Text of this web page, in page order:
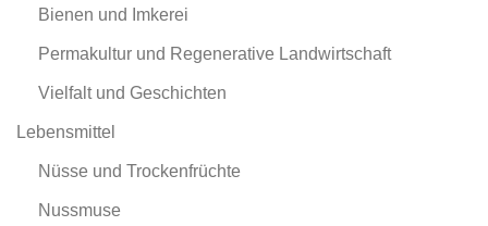
Bienen und Imkerei
Permakultur und Regenerative Landwirtschaft
Vielfalt und Geschichten
Lebensmittel
Nüsse und Trockenfrüchte
Nussmuse